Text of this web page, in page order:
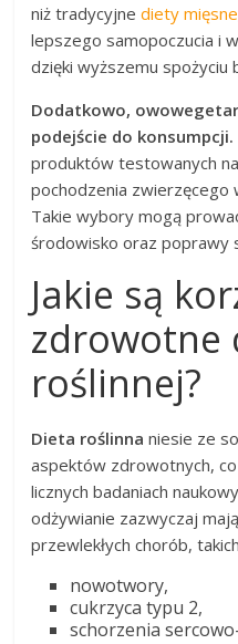
niż tradycyjnediety mięsne
lepszego samopoczucia i
dzięki wyższemu spożyciu
Dodatkowo,
podejście do konsumpcji.
produktów testowanych
pochodzenia zwierzęcego
Takie wybory mogą
środowisko oraz poprawy
Jakie są
zdrowotne
roślinnej?
Dieta roślinna niesie ze
aspektów zdrowotnych,
licznych badaniach
odżywianie zazwyczaj
przewlekłych chorób,
nowotwory,
cukrzyca typu 2,
schorzenia